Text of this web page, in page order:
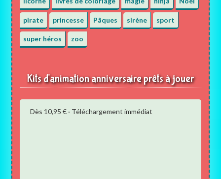
pirate princesse Pâques sirène sport
super héros zoo
Kits d'animation anniversaire prêts à jouer
Dès 10,95 € · Téléchargement immédiat